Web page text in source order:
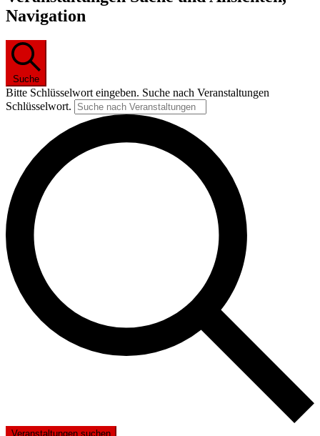
Navigation
Suche
Bitte Schlüsselwort eingeben. Suche nach Veranstaltungen
Schlüsselwort.
Veranstaltungen suchen